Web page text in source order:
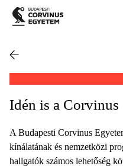
Idén is a
A Budapesti Corvinus
kínálatának és nemzetközi
hallgatók számos lehetőség